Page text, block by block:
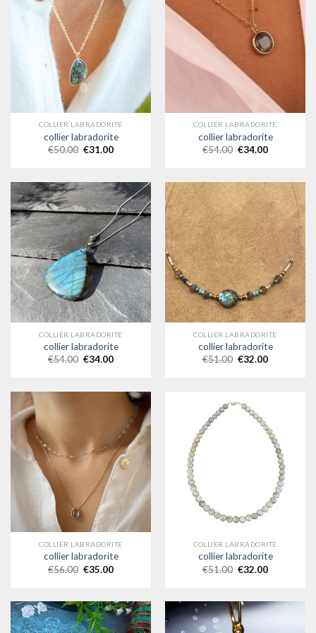
COLLIER LABRADORITE
collier labradorite
€50.00 €31.00
COLLIER LABRADORITE
collier labradorite
€54.00 €34.00
COLLIER LABRADORITE
collier labradorite
€54.00 €34.00
COLLIER LABRADORITE
collier labradorite
€51.00 €32.00
COLLIER LABRADORITE
collier labradorite
€56.00 €35.00
COLLIER LABRADORITE
collier labradorite
€51.00 €32.00